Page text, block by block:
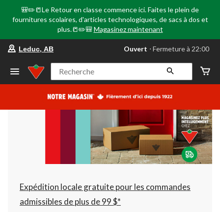
🎒✏️📒Le Retour en classe commence ici. Faites le plein de
fournitures scolaires, d'articles technologiques, de sacs à dos et
plus.📒✏️🎒 Magasinez maintenant
votre
préféré
Leduc,
AB,
courament
Fermeture
à
22:00
cliquer
pour
changer
Leduc, AB Ouvert ⋅ Fermeture à 22:00
Recherche
Expédition locale gratuite pour les commandes
admissibles de plus de 99 $*